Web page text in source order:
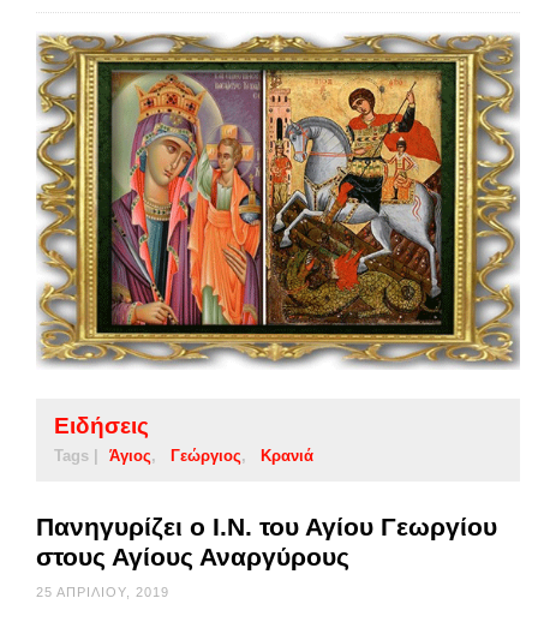
Ειδήσεις
Tags | Άγιος Γεώργιος Κρανιά
Πανηγυρίζει ο Ι.Ν. του Αγίου Γεωργίου
στους Αγίους Αναργύρους
25 ΑΠΡΙΛΊΟΥ, 2019